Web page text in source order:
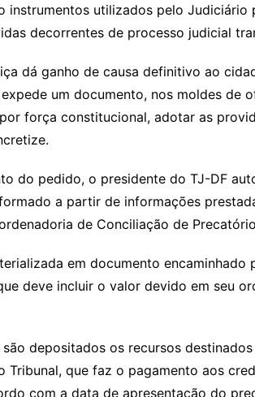
instrumentos utilizados pelo
decorrentes de processo judicial
dá ganho de causa definitivo ao
um documento, nos moldes de
força constitucional, adotar as
do pedido, o presidente do TJ-DF
a partir de informações
de Conciliação de
em documento
deve incluir o valor devido em seu
depositados os recursos
Tribunal, que faz o pagamento aos
com a data de apresentação do